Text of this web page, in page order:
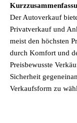
Der Autoverkauf
Privatverkauf und
meist den höchsten
durch Komfort und
Preisbewusste
Sicherheit
Verkaufsform zu